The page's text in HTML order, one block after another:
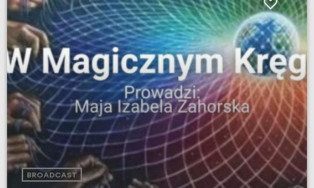
BROADCAST